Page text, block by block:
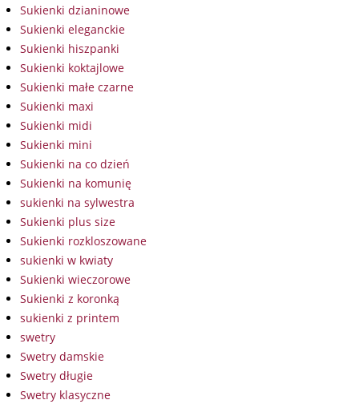
Sukienki dzianinowe
Sukienki eleganckie
Sukienki hiszpanki
Sukienki koktajlowe
Sukienki małe czarne
Sukienki maxi
Sukienki midi
Sukienki mini
Sukienki na co dzień
Sukienki na komunię
sukienki na sylwestra
Sukienki plus size
Sukienki rozkloszowane
sukienki w kwiaty
Sukienki wieczorowe
Sukienki z koronką
sukienki z printem
swetry
Swetry damskie
Swetry długie
Swetry klasyczne